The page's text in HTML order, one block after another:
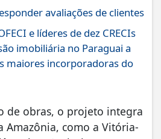
avaliações de clientes
e líderes de dez CRECIs
imobiliária no Paraguai a
maiores incorporadoras do
de obras, o projeto integra
Amazônia, como a Vitória-